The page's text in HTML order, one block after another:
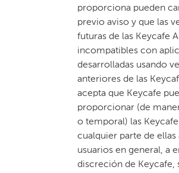
proporciona pueden
previo aviso y que las
futuras de las Keycafe
incompatibles con
desarrolladas usando
anteriores de las
acepta que Keycafe
proporcionar (de
o temporal) las
cualquier parte de ellas
usuarios en general, a
discreción de Keycafe,